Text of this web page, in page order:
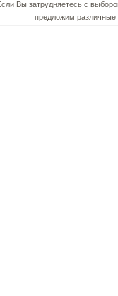
Вы затрудняетесь с
предложим различные